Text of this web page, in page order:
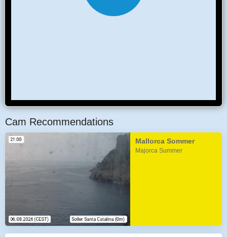
Cam Recommendations
Mallorca Sommer
Majorca Summer